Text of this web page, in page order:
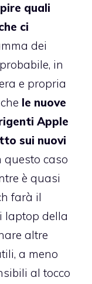
quali
ci
dei
in
e propria
le nuove
Apple
sui nuovi
questo caso
è quasi
farà il
laptop della
altre
a meno
al tocco